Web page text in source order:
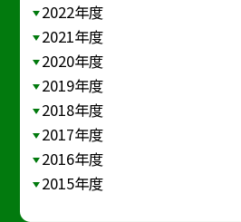
2022年度
2021年度
2020年度
2019年度
2018年度
2017年度
2016年度
2015年度